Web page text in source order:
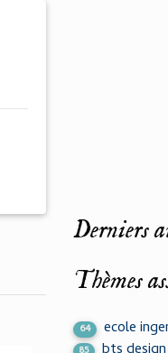
Derniers
Thèmes
64 ecole